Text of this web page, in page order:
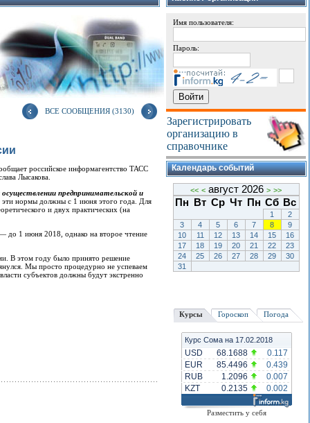
ВСЕ СООБЩЕНИЯ (3130)
российское информагентство ТАСС
Лысакова.
предпринимательской и
эти нормы должны с 1 июня этого года. Для
и двух практических (на
до 1 июня 2018, однако на второе чтение
В этом году было принято решение
Мы просто процедурно не успеваем
субъектов должны будут экстренно
Имя пользователя:
Пароль:
Зарегистрировать
организацию в
справочнике
Календарь событий
<< < август 2026 > >>
Пн Вт Ср Чт Пн Сб Вс
1
2
3
4 5 6 7 8
9
10
11 12 13 14 15
16
17
18 19 20 21 22
23
24
25 26 27 28 29
30
31
Курсы Гороскоп Погода
Курс Сома на 17.02.2018
USD 68.1688
0.117
EUR
85.4496
0.439
RUB
1.2096
0.007
KZT
0.2135 0.002
Разместить у себя